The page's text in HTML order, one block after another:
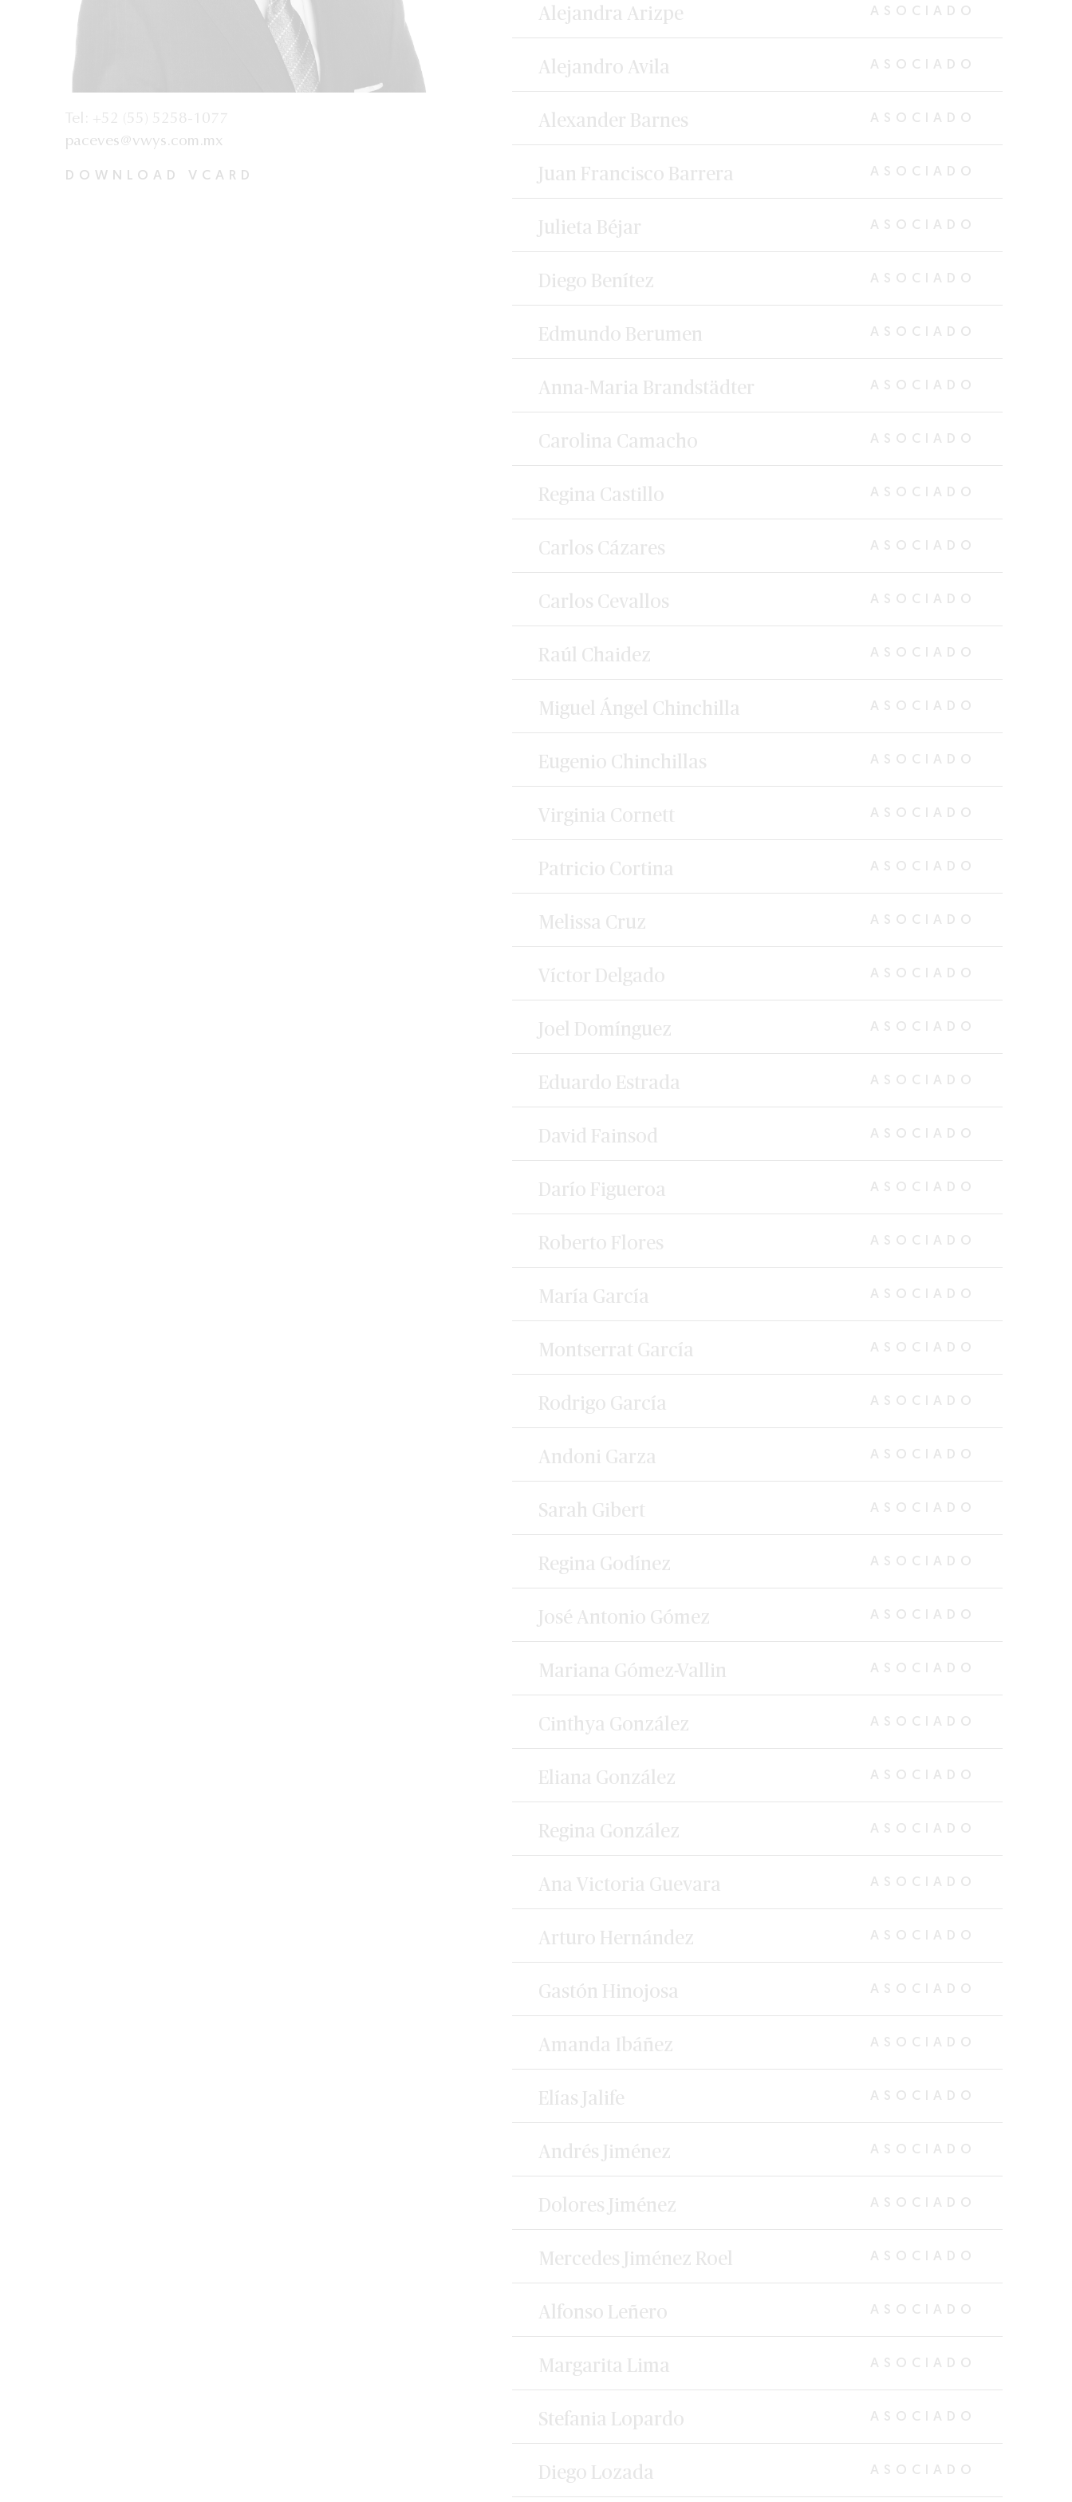
Tel: +52 (55) 5258-1077
paceves@vwys.com.mx
DOWNLOAD VCARD
Alejandra Arizpe ASOCIADO
Alejandro Avila ASOCIADO
Alexander Barnes ASOCIADO
Juan Francisco Barrera ASOCIADO
Julieta Béjar ASOCIADO
Diego Benítez ASOCIADO
Edmundo Berumen ASOCIADO
Anna-Maria Brandstädter ASOCIADO
Carolina Camacho ASOCIADO
Regina Castillo ASOCIADO
Carlos Cázares ASOCIADO
Carlos Cevallos ASOCIADO
Raúl Chaidez ASOCIADO
Miguel Ángel Chinchilla ASOCIADO
Eugenio Chinchillas ASOCIADO
Virginia Cornett ASOCIADO
Patricio Cortina ASOCIADO
Melissa Cruz ASOCIADO
Víctor Delgado ASOCIADO
Joel Domínguez ASOCIADO
Eduardo Estrada ASOCIADO
David Fainsod ASOCIADO
Darío Figueroa ASOCIADO
Roberto Flores ASOCIADO
María García ASOCIADO
Montserrat García ASOCIADO
Rodrigo García ASOCIADO
Andoni Garza ASOCIADO
Sarah Gibert ASOCIADO
Regina Godínez ASOCIADO
José Antonio Gómez ASOCIADO
Mariana Gómez-Vallin ASOCIADO
Cinthya González ASOCIADO
Eliana González ASOCIADO
Regina González ASOCIADO
Ana Victoria Guevara ASOCIADO
Arturo Hernández ASOCIADO
Gastón Hinojosa ASOCIADO
Amanda Ibáñez ASOCIADO
Elías Jalife ASOCIADO
Andrés Jiménez ASOCIADO
Dolores Jiménez ASOCIADO
Mercedes Jiménez Roel ASOCIADO
Alfonso Leñero ASOCIADO
Margarita Lima ASOCIADO
Stefania Lopardo ASOCIADO
Diego Lozada ASOCIADO